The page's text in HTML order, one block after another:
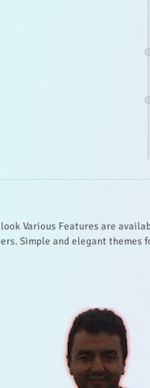
Various Features are
Simple and elegant themes